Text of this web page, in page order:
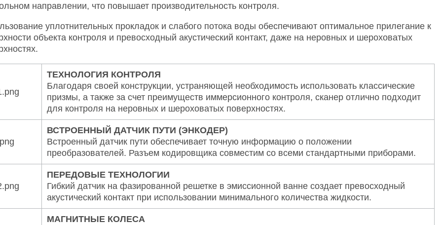
направлении, что повышает производительность контроля.
уплотнительных прокладок и слабого потока воды обеспечивают оптимальное прилегание к
объекта контроля и превосходный акустический контакт, даже на неровных и шероховатых
ТЕХНОЛОГИЯ КОНТРОЛЯ
Благодаря своей конструкции, устраняющей необходимость использовать классические
призмы, а также за счет преимуществ иммерсионного контроля, сканер отлично подходит
для контроля на неровных и шероховатых поверхностях.
ВСТРОЕННЫЙ ДАТЧИК ПУТИ (ЭНКОДЕР)
Встроенный датчик пути обеспечивает точную информацию о положении
преобразователей. Разъем кодировщика совместим со всеми стандартными приборами.
ПЕРЕДОВЫЕ ТЕХНОЛОГИИ
Гибкий датчик на фазированной решетке в эмиссионной ванне создает превосходный
акустический контакт при использовании минимального количества жидкости.
МАГНИТНЫЕ КОЛЕСА